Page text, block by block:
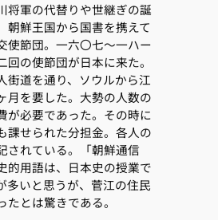
将軍の代替りや世継ぎの誕
朝鮮王国から国書を携えて
使節団。一六〇七〜一ハー
回の使節団が日本に来た。
街道を通り、ソウルから江
月を要した。大勢の人数の
が必要であった。その時に
課せられた分担金。各人の
されている。「朝鮮通信
的用語は、日本史の授業で
多いと思うが、菅江の住民
たとは驚きである。